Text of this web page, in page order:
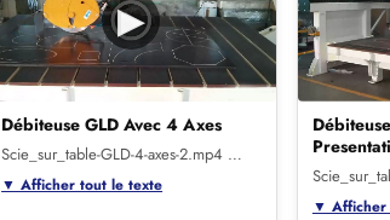
▶
Débiteuse GLD Avec 4 Axes
Scie_sur_table-GLD-4-axes-2.mp4 …
▼ Afficher tout le texte
▼ Afficher